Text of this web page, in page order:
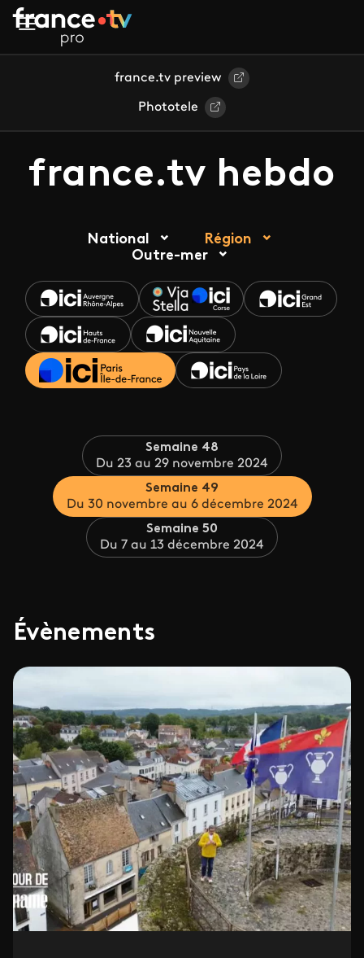
Aller au contenu principal
france.tv preview
Phototele
france.tv hebdo
National
Région
Outre-mer
Semaine 48
Du 23 au 29 novembre 2024
Semaine 49
Du 30 novembre au 6 décembre 2024
Semaine 50
Du 7 au 13 décembre 2024
Évènements